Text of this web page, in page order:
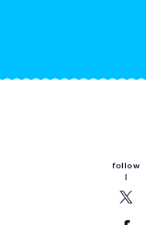
follow